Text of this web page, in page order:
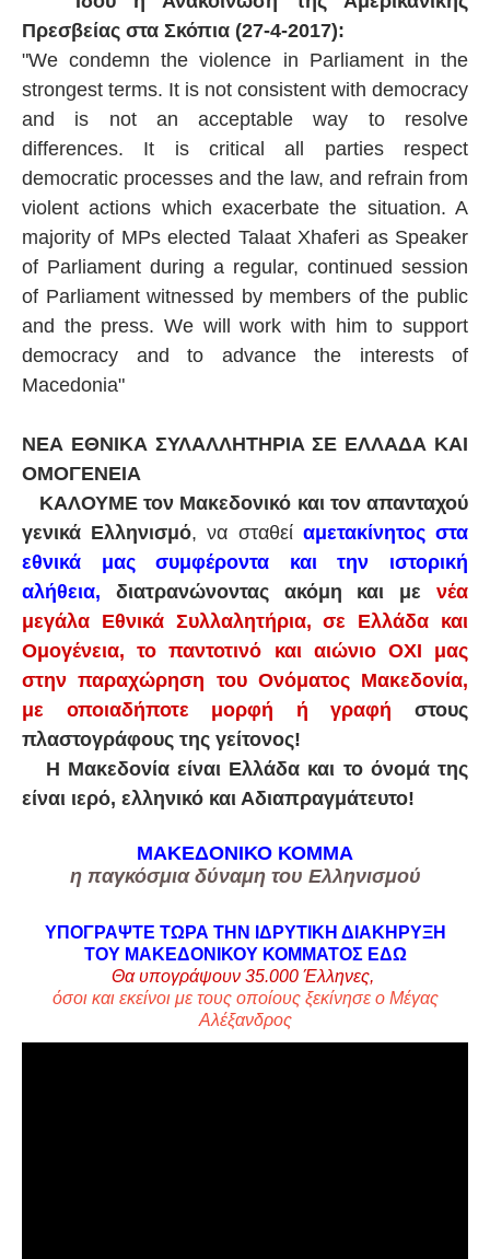
Πρεσβείας στα Σκόπια (27-4-2017):
"We condemn the violence in Parliament in the
strongest terms. It is not consistent with democracy
and is not an acceptable way to resolve
differences. It is critical all parties respect
democratic processes and the law, and refrain from
violent actions which exacerbate the situation. A
majority of MPs elected Talaat Xhaferi as Speaker
of Parliament during a regular, continued session
of Parliament witnessed by members of the public
and the press. We will work with him to support
democracy and to advance the interests of
Macedonia"
ΝΕΑ ΕΘΝΙΚΑ ΣΥΛΑΛΛΗΤΗΡΙΑ ΣΕ ΕΛΛΑΔΑ ΚΑΙ
ΟΜΟΓΕΝΕΙΑ
ΚΑΛΟΥΜΕ τον Μακεδονικό και τον απανταχού
γενικά Ελληνισμό, να σταθεί αμετακίνητος στα
εθνικά μας συμφέροντα και την ιστορική
αλήθεια,
διατρανώνοντας ακόμη και με νέα
μεγάλα Εθνικά Συλλαλητήρια, σε Ελλάδα και
Ομογένεια, το παντοτινό και αιώνιο ΟΧΙ μας
στην παραχώρηση του Ονόματος Μακεδονία,
με οποιαδήποτε μορφή ή γραφή στους
πλαστογράφους της γείτονος!
Η Μακεδονία είναι Ελλάδα και το όνομά της
είναι ιερό, ελληνικό και Αδιαπραγμάτευτο!
ΜΑΚΕΔΟΝΙΚΟ ΚΟΜΜΑ
η παγκόσμια δύναμη του Ελληνισμού
ΥΠΟΓΡΑΨΤΕ ΤΩΡΑ ΤΗΝ ΙΔΡΥΤΙΚΗ ΔΙΑΚΗΡΥΞΗ
ΤΟΥ ΜΑΚΕΔΟΝΙΚΟΥ ΚΟΜΜΑΤΟΣ ΕΔΩ
Θα υπογράψουν 35.000 Έλληνες,
όσοι και εκείνοι με τους οποίους ξεκίνησε ο Μέγας
Αλέξανδρος